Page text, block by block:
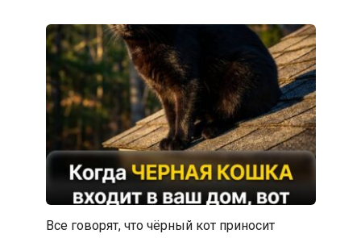
Все говорят, что чёрный кот приносит